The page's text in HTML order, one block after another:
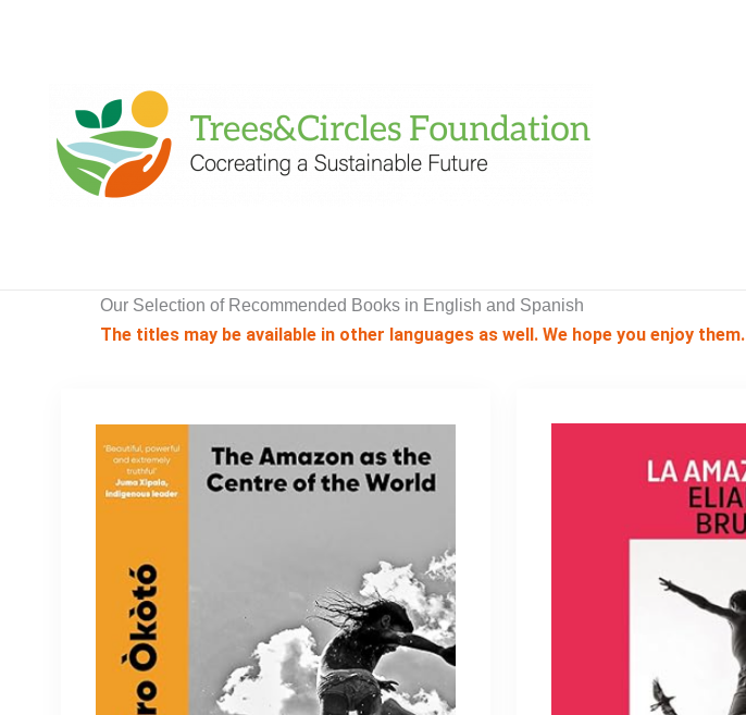
Our Selection of Recommended Books in English and Spanish
The titles may be available in other languages as well. We hope you enjoy them.